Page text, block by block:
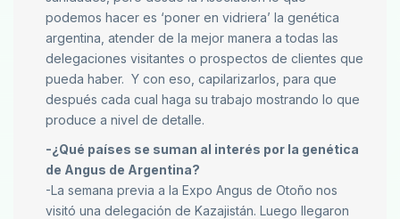
podemos hacer es ‘poner en vidriera’ la genética
argentina, atender de la mejor manera a todas las
delegaciones visitantes o prospectos de clientes que
pueda haber. Y con eso, capilarizarlos, para que
después cada cual haga su trabajo mostrando lo que
produce a nivel de detalle.
-¿Qué países se suman al interés por la genética
de Angus de Argentina?
-La semana previa a la Expo Angus de Otoño nos
visitó una delegación de Kazajistán. Luego llegaron